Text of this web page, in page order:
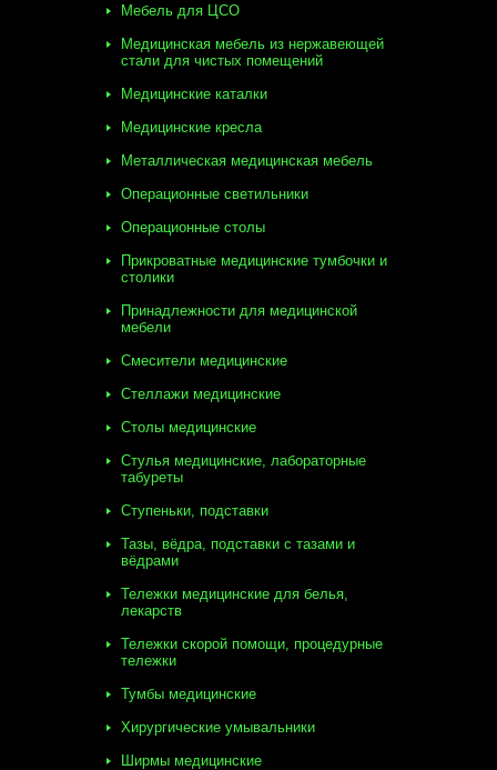
Мебель для ЦСО
Медицинская мебель из нержавеющей
стали для чистых помещений
Медицинские каталки
Медицинские кресла
Металлическая медицинская мебель
Операционные светильники
Операционные столы
Прикроватные медицинские тумбочки и
столики
Принадлежности для медицинской
мебели
Смесители медицинские
Стеллажи медицинские
Столы медицинские
Стулья медицинские, лабораторные
табуреты
Ступеньки, подставки
Тазы, вёдра, подставки с тазами и
вёдрами
Тележки медицинские для белья,
лекарств
Тележки скорой помощи, процедурные
тележки
Тумбы медицинские
Хирургические умывальники
Ширмы медицинские